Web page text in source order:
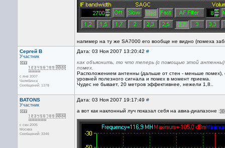
напимер на ту же SA7000 его вообще не видно (помеха
Сергей В
Участник
с янв 2007
Челябинск
Сообщений: 1378
Дата: 03 Ноя 2007 13:20:42 #
как объяснить, то что теперь (с помощью этой антенны)
помех.
Расположением антенны (дальше от стен - меньше
уровней полезного сигнала и помех в момент приема.
Чудес не бывает, 20 метров эффективнее, нежели 1,8..
BATONS
Участник
с сен 2005
Москва
Сообщений: 3346
Дата: 03 Ноя 2007 19:17:49 #
а вот как наклонный луч показал себя на авиа-диапазоне